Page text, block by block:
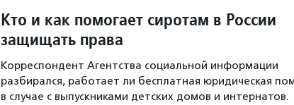
Кто и как помогает сиротам в России
защищать права
Корреспондент Агентства социальной информации
разбирался, работает ли бесплатная юридическая
в случае с выпускниками детских домов и интернатов.